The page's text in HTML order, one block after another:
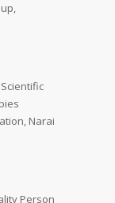
Narai
Person